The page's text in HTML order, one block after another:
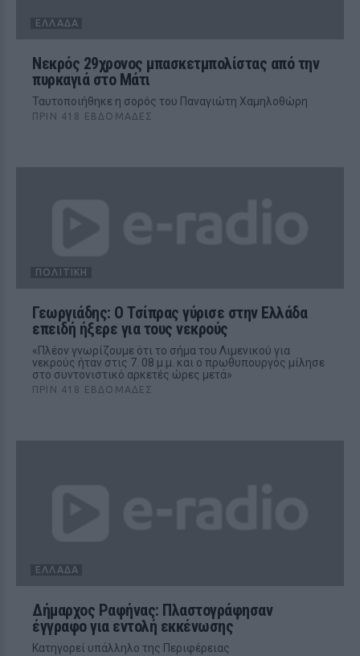
ΕΛΛΆΔΑ
Νεκρός 29χρονος μπασκετμπολίστας από την
πυρκαγιά στο Μάτι
Ταυτοποιήθηκε η σορός του Παναγιώτη Χαμηλοθώρη
ΠΡΙΝ 418 ΕΒΔΟΜΆΔΕΣ
ΠΟΛΙΤΙΚΉ
Γεωργιάδης: O Τσίπρας γύρισε στην Ελλάδα
επειδή ήξερε για τους νεκρούς
«Πλέον γνωρίζουμε ότι το σήμα του Λιμενικού για
νεκρούς ήταν στις 7. 08 μ.μ. και ο πρωθυπουργός μίλησε
στο συντονιστικό αρκετές ώρες μετά»
ΠΡΙΝ 418 ΕΒΔΟΜΆΔΕΣ
ΕΛΛΆΔΑ
Δήμαρχος Ραφήνας: Πλαστογράφησαν
έγγραφο για εντολή εκκένωσης
Κατηγορεί υπάλληλο της Περιφέρειας